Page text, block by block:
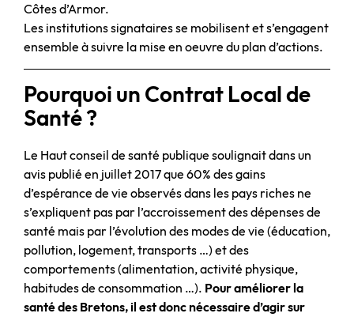
Côtes d’Armor.
Les institutions signataires se mobilisent et s’engagent
ensemble à suivre la mise en oeuvre du plan d’actions.
Pourquoi un Contrat Local de
Santé?
Le Haut conseil de santé publique soulignait dans un
avis publié en juillet 2017 que 60% des gains
d’espérance de vie observés dans les pays riches ne
s’expliquent pas par l’accroissement des dépenses de
santé mais par l’évolution des modes de vie (éducation,
pollution, logement, transports …) et des
comportements (alimentation, activité physique,
habitudes de consommation …). Pour améliorer la
santé des Bretons, il est donc nécessaire d’agir sur